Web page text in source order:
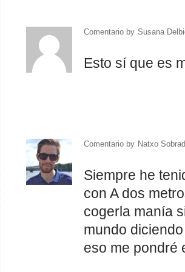
Comentario by Susana
Esto sí que es
Comentario by Natxo
Siempre he
con A dos
cogerla manía
mundo
eso me pondré